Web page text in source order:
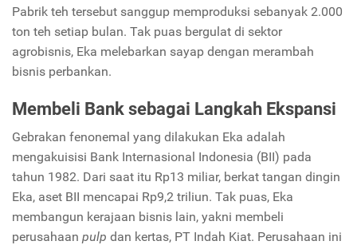
Pabrik teh tersebut sanggup memproduksi sebanyak 2.000
ton teh setiap bulan. Tak puas bergulat di sektor
agrobisnis, Eka melebarkan sayap dengan merambah
bisnis perbankan.
Membeli Bank sebagai Langkah Ekspansi
Gebrakan fenonemal yang dilakukan Eka adalah
mengakuisisi Bank Internasional Indonesia (BII) pada
tahun 1982. Dari saat itu Rp13 miliar, berkat tangan dingin
Eka, aset BII mencapai Rp9,2 triliun. Tak puas, Eka
membangun kerajaan bisnis lain, yakni membeli
perusahaan pulp dan kertas, PT Indah Kiat. Perusahaan ini